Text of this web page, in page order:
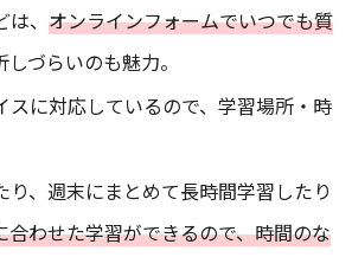
、 オンラインフォームでいつでも質
づらいのも魅力。
スに対応しているので、学習場所・時
り、週末にまとめて長時間学習したり
合わせた学習ができるので、時間のな